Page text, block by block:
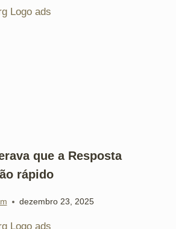
que a Resposta
rápido
dezembro 23, 2025